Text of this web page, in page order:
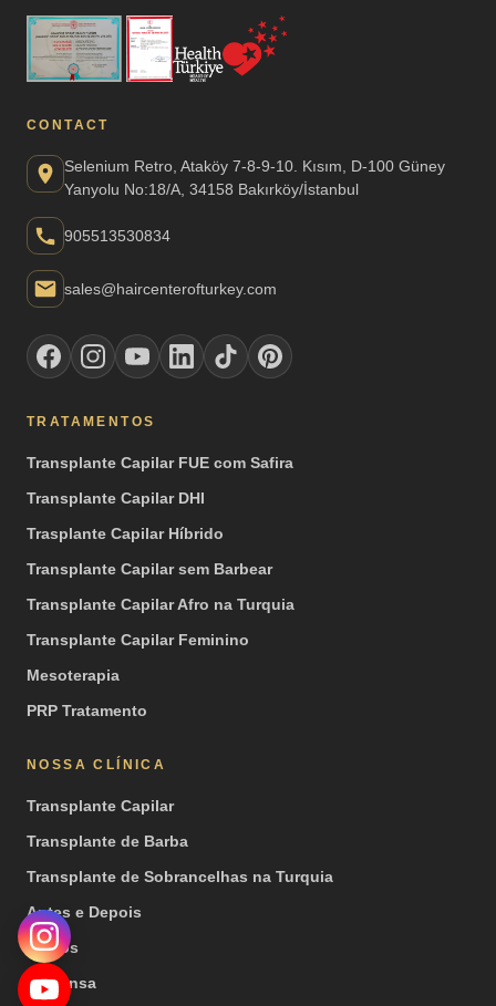
CONTACT
Selenium Retro, Ataköy 7-8-9-10. Kısım, D-100 Güney
Yanyolu No:18/A, 34158 Bakırköy/İstanbul
905513530834
sales@haircenterofturkey.com
TRATAMENTOS
Transplante Capilar FUE com Safira
Transplante Capilar DHI
Trasplante Capilar Híbrido
Transplante Capilar sem Barbear
Transplante Capilar Afro na Turquia
Transplante Capilar Feminino
Mesoterapia
PRP Tratamento
NOSSA CLÍNICA
Transplante Capilar
Transplante de Barba
Transplante de Sobrancelhas na Turquia
Antes e Depois
Vídeos
Imprensa